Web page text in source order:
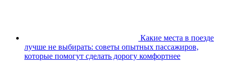
Какие места в поезде
лучше не выбирать: советы опытных пассажиров,
которые помогут сделать дорогу комфортнее